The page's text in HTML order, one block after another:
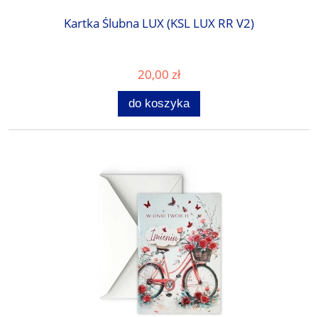
Kartka Ślubna LUX (KSL LUX RR V2)
20,00 zł
do koszyka